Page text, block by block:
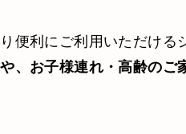
便利にご利用いただける
、お子様連れ・高齢のご